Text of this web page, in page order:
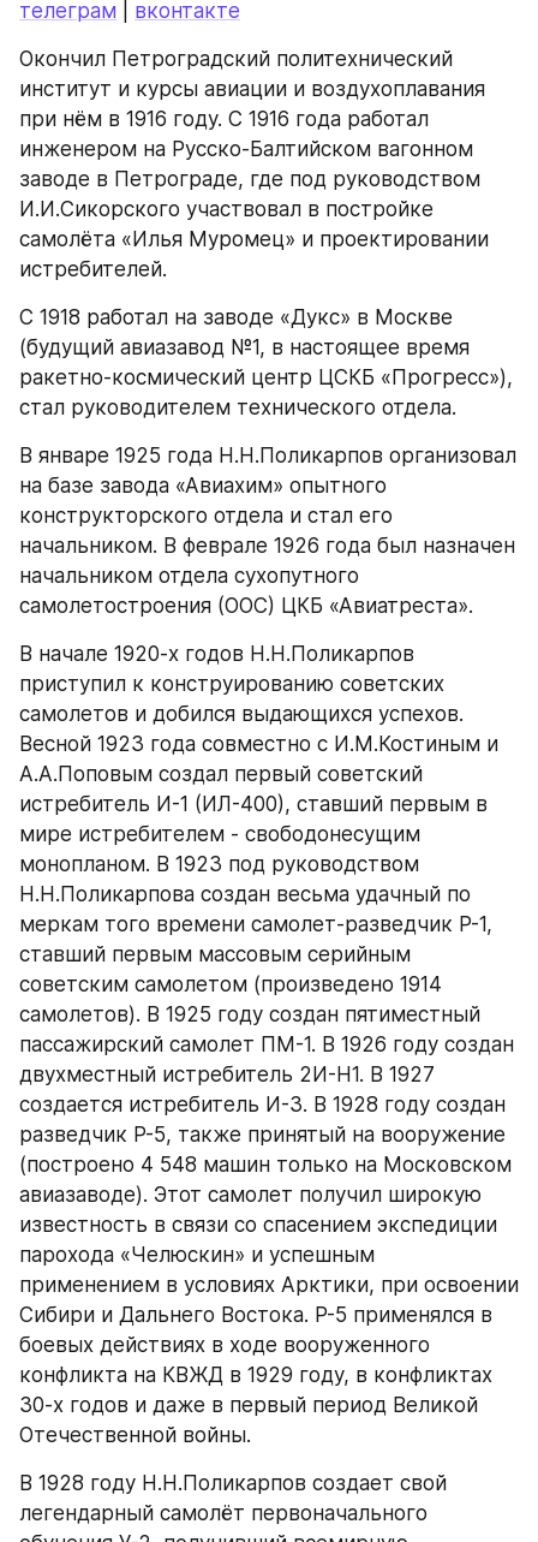
телеграм
вконтакте
Окончил Петроградский политехнический
институт и курсы авиации и воздухоплавания
при нём в 1916 году. С 1916 года работал
инженером на Русско-Балтийском вагонном
заводе в Петрограде, где под руководством
И.И.Сикорского участвовал в постройке
самолёта «Илья Муромец» и проектировании
истребителей.
С 1918 работал на заводе «Дукс» в Москве
(будущий авиазавод №1, в настоящее время
ракетно-космический центр ЦСКБ «Прогресс»),
стал руководителем технического отдела.
В январе 1925 года Н.Н.Поликарпов организовал
на базе завода «Авиахим» опытного
конструкторского отдела и стал его
начальником. В феврале 1926 года был назначен
начальником отдела сухопутного
самолетостроения (ООС) ЦКБ «Авиатреста».
В начале 1920-х годов Н.Н.Поликарпов
приступил к конструированию советских
самолетов и добился выдающихся успехов.
Весной 1923 года совместно с И.М.Костиным и
А.А.Поповым создал первый советский
истребитель И-1 (ИЛ-400), ставший первым в
мире истребителем - свободонесущим
монопланом. В 1923 под руководством
Н.Н.Поликарпова создан весьма удачный по
меркам того времени самолет-разведчик Р-1,
ставший первым массовым серийным
советским самолетом (произведено 1914
самолетов). В 1925 году создан пятиместный
пассажирский самолет ПМ-1. В 1926 году создан
двухместный истребитель 2И-Н1. В 1927
создается истребитель И-3. В 1928 году создан
разведчик Р-5, также принятый на вооружение
(построено 4 548 машин только на Московском
авиазаводе). Этот самолет получил широкую
известность в связи со спасением экспедиции
парохода «Челюскин» и успешным
применением в условиях Арктики, при освоении
Сибири и Дальнего Востока. Р-5 применялся в
боевых действиях в ходе вооруженного
конфликта на КВЖД в 1929 году, в конфликтах
30-х годов и даже в первый период Великой
Отечественной войны.
В 1928 году Н.Н.Поликарпов создает свой
легендарный самолёт первоначального